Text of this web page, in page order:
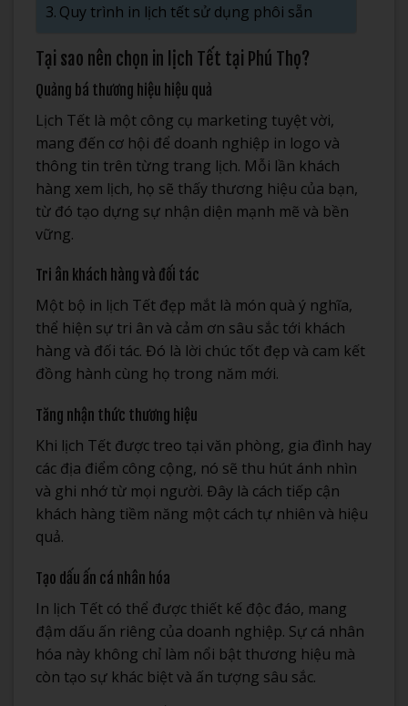
Quy trình in lịch tết sử dụng phôi sẵn
Tại sao nên chọn in lịch Tết tại Phú Thọ?
Quảng bá thương hiệu hiệu quả
Lịch Tết là một công cụ marketing tuyệt vời,
mang đến cơ hội để doanh nghiệp in logo và
thông tin trên từng trang lịch. Mỗi lần khách
hàng xem lịch, họ sẽ thấy thương hiệu của bạn,
từ đó tạo dựng sự nhận diện mạnh mẽ và bền
vững.
Tri ân khách hàng và đối tác
Một bộ in lịch Tết đẹp mắt là món quà ý nghĩa,
thể hiện sự tri ân và cảm ơn sâu sắc tới khách
hàng và đối tác. Đó là lời chúc tốt đẹp và cam kết
đồng hành cùng họ trong năm mới.
Tăng nhận thức thương hiệu
Khi lịch Tết được treo tại văn phòng, gia đình hay
các địa điểm công cộng, nó sẽ thu hút ánh nhìn
và ghi nhớ từ mọi người. Đây là cách tiếp cận
khách hàng tiềm năng một cách tự nhiên và hiệu
quả.
Tạo dấu ấn cá nhân hóa
In lịch Tết có thể được thiết kế độc đáo, mang
đậm dấu ấn riêng của doanh nghiệp. Sự cá nhân
hóa này không chỉ làm nổi bật thương hiệu mà
còn tạo sự khác biệt và ấn tượng sâu sắc.